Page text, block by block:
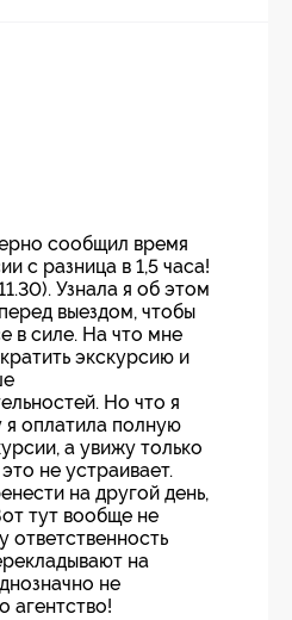
сообщил время
с разница в 1,5 часа!
Узнала я об этом
выездом, чтобы
в силе. На что мне
экскурсию и
Но что я
я оплатила полную
а увижу только
не устраивает.
на другой день,
тут вообще не
ответственность
на
не
агентство!